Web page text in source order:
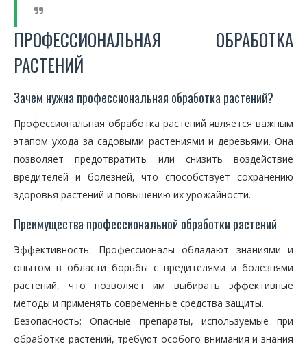
ПРОФЕССИОНАЛЬНАЯ ОБРАБОТКА
РАСТЕНИЙ
Зачем нужна профессиональная обработка растений?
Профессиональная обработка растений является важным
этапом ухода за садовыми растениями и деревьями. Она
позволяет предотвратить или снизить воздействие
вредителей и болезней, что способствует сохранению
здоровья растений и повышению их урожайности.
Преимущества профессиональной обработки растений
Эффективность: Профессионалы обладают знаниями и
опытом в области борьбы с вредителями и болезнями
растений, что позволяет им выбирать эффективные
методы и применять современные средства защиты.
Безопасность: Опасные препараты, используемые при
обработке растений, требуют особого внимания и знания